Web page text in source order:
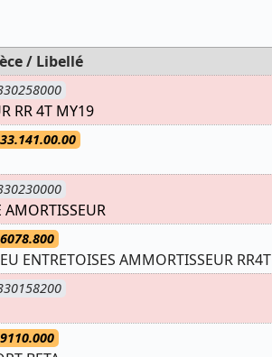
/ Libellé
RR 4T MY19
AMORTISSEUR
ENTRETOISES AMMORTISSEUR RR4T